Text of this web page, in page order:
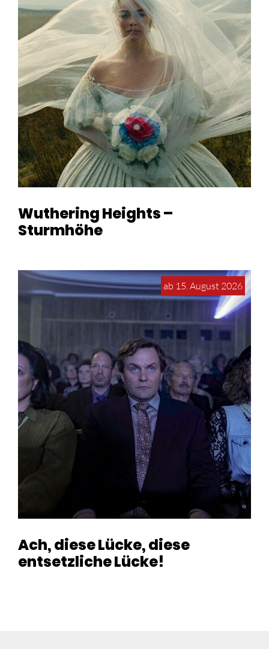
Wuthering Heights –
Sturmhöhe
ab 15. August 2026
Ach, diese Lücke, diese
entsetzliche Lücke!